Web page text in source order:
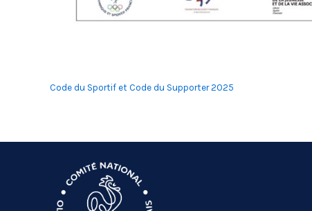
Code du Sportif et Code du Supporter 2025